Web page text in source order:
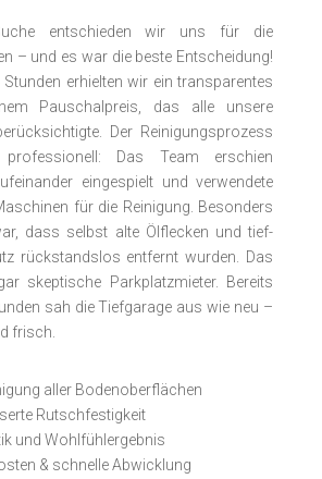
entschieden wir uns für die
– und es war die beste Entscheidung!
Stunden erhielten wir ein transparentes
Pauschalpreis, das alle unsere
Der Reinigungs­prozess
Das Team erschien
ein­gespielt und ver­wendete
für die Reinigung. Besonders
dass selbst alte Ölflecken und tief­
rückstands­los entfernt wurden. Das
skep­tische Park­­platz­­mieter. Bereits
sah die Tiefgarage aus wie neu –
frisch.
aller Bodenoberflächen
Rutschfestigkeit
und Wohlfühlergebnis
& schnelle Abwicklung